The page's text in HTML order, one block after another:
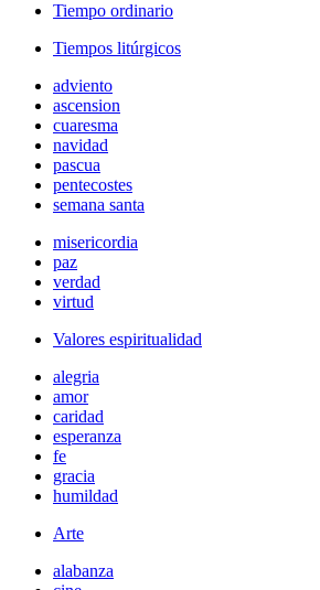
Tiempo ordinario
Tiempos litúrgicos
adviento
ascension
cuaresma
navidad
pascua
pentecostes
semana santa
misericordia
paz
verdad
virtud
Valores espiritualidad
alegria
amor
caridad
esperanza
fe
gracia
humildad
Arte
alabanza